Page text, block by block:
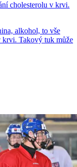
cholesterolu v krvi.
alkohol, to vše
krvi. Takový tuk může